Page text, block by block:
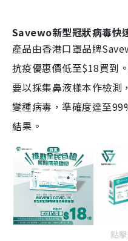
Savewo新型冠狀病毒快
產品由香港口罩品牌
抗疫優惠價低至$18買到
要以採集鼻液樣本作檢
變種病毒，準確度達至
結果。
點